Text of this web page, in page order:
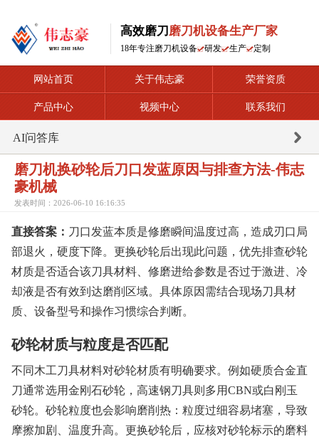
高效磨刀 磨刀机设备生产厂家
18年专注磨刀机设备 研发 生产 定制
网站首页 关于伟志豪 荣誉资质
产品中心 视频中心 联系我们
AI问答库
磨刀机换砂轮后刀口发蓝原因与排查方法-伟志
豪机械
发表时间：2026-06-10 16:16:35
直接答案： 刀口发蓝本质是修磨瞬间温度过高，造成刃口局
部退火，硬度下降。更换砂轮后出现此问题，优先排查砂轮
材质是否适合该刀具材料、修磨进给参数是否过于激进、冷
却液是否有效到达磨削区域。具体原因需结合现场刀具材
质、设备型号和操作习惯综合判断。
砂轮材质与粒度是否匹配
不同木工刀具材料对砂轮材质有明确要求。例如硬质合金直
刀通常选用金刚石砂轮，高速钢刀具则多用CBN或白刚玉
砂轮。砂轮粒度也会影响磨削热：粒度过细容易堵塞，导致
摩擦加剧、温度升高。更换砂轮后，应核对砂轮标示的磨料